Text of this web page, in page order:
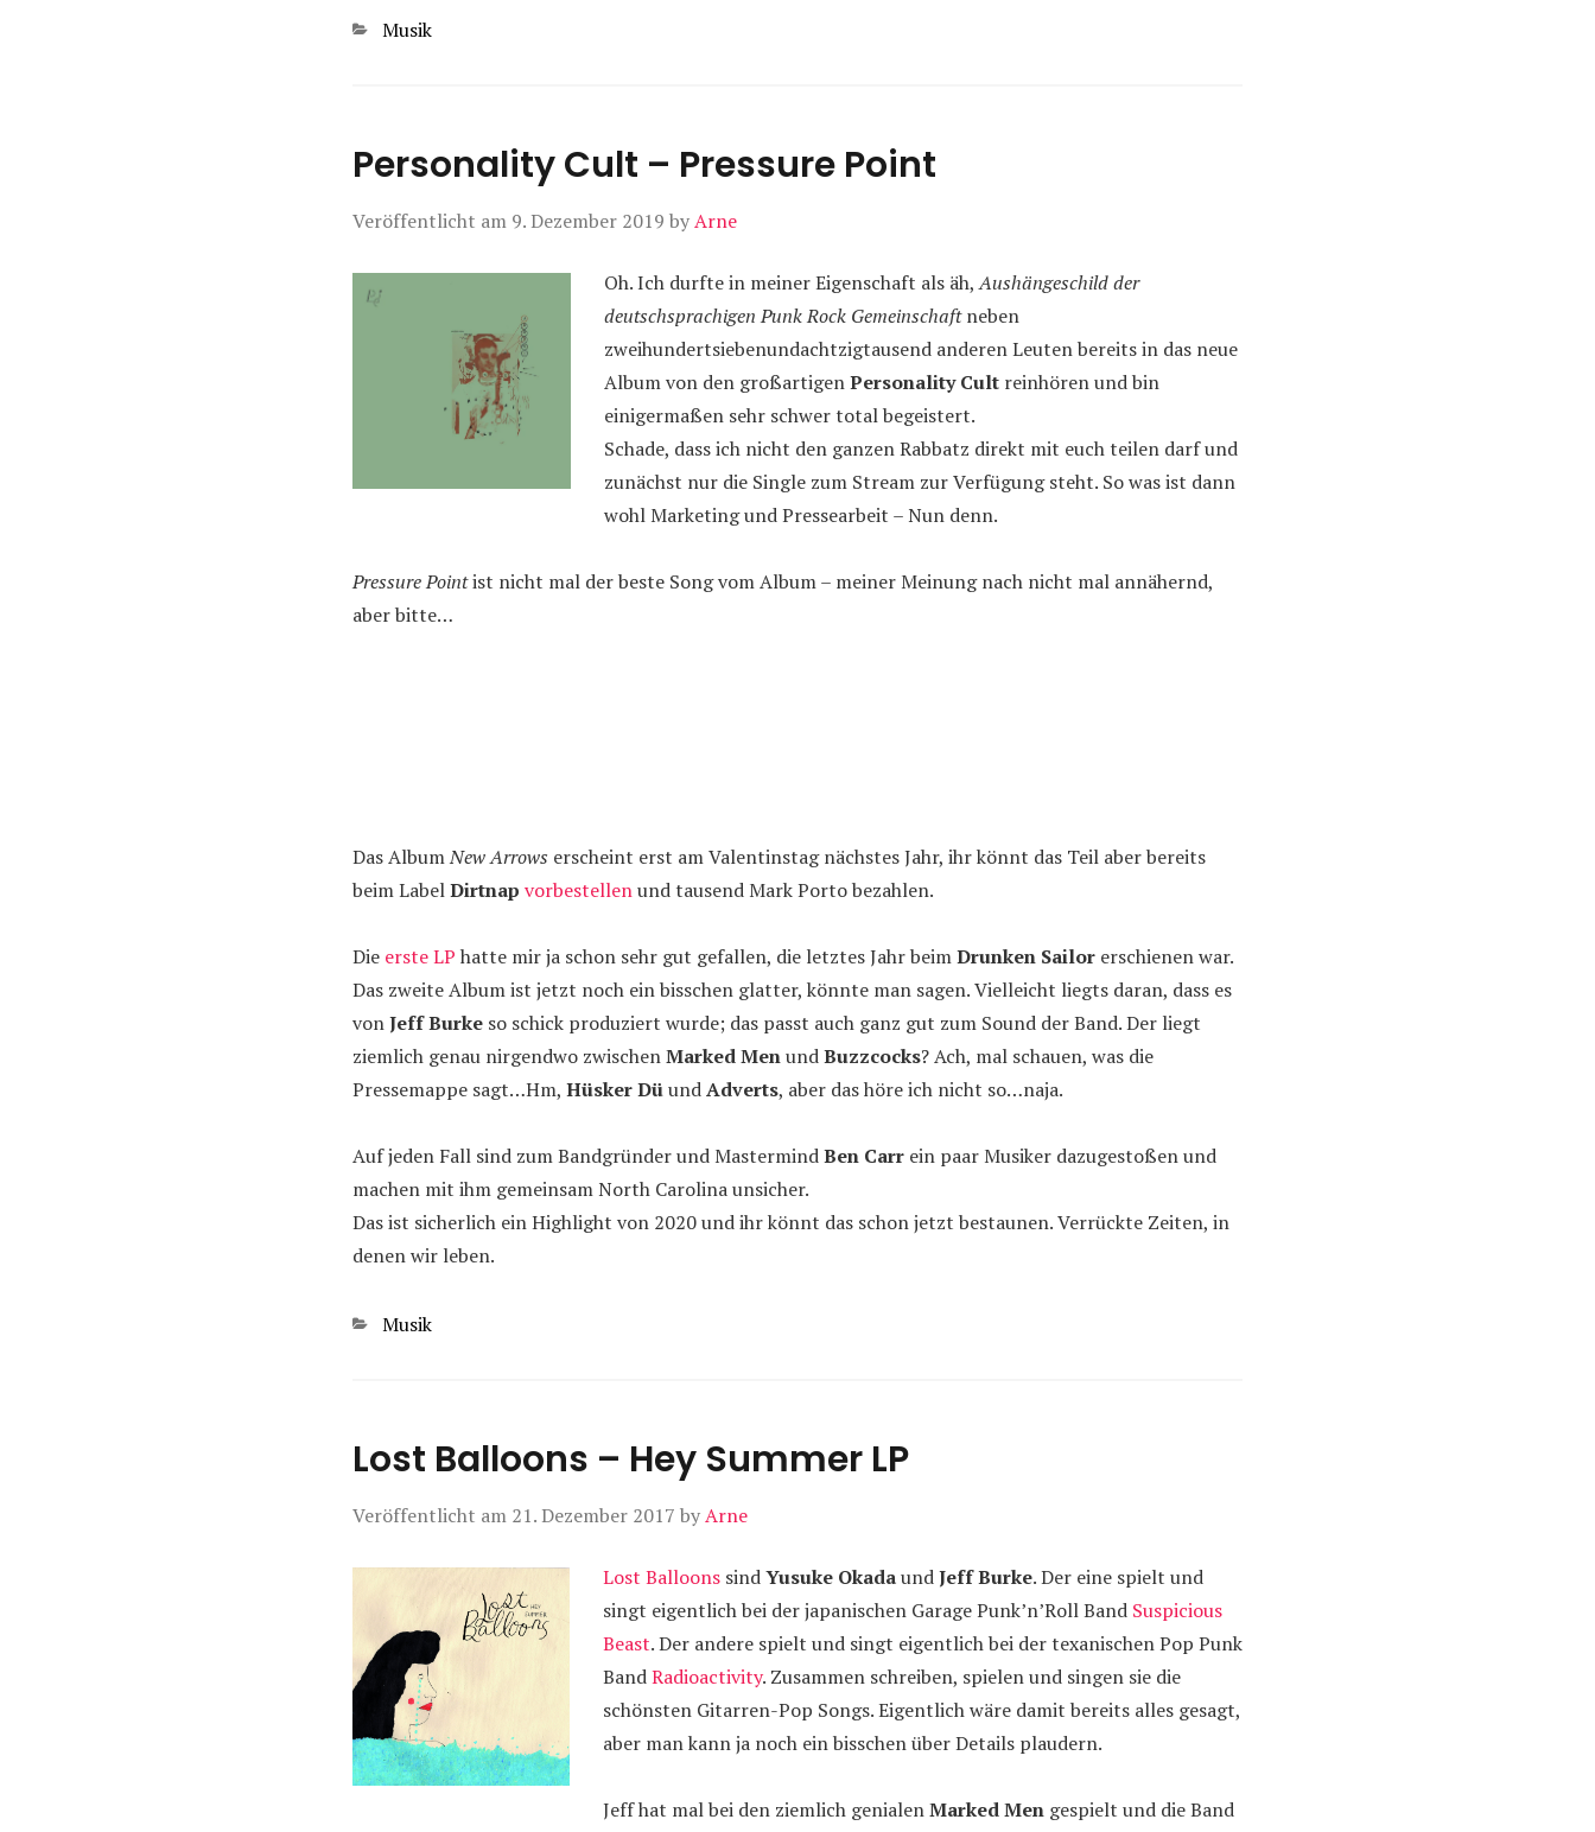
Kategorien
Musik
Personality Cult – Pressure Point
Veröffentlicht am 9. Dezember 2019 byArne
Oh. Ich durfte in meiner Eigenschaft als äh,Aushängeschild der
deutschsprachigen Punk Rock Gemeinschaftneben
zweihundertsiebenundachtzigtausend anderen Leuten bereits in das neue
Album von den großartigenPersonality Cult reinhören und bin
einigermaßen sehr schwer total begeistert.
Schade, dass ich nicht den ganzen Rabbatz direkt mit euch teilen darf und
zunächst nur die Single zum Stream zur Verfügung steht. So was ist dann
wohl Marketing und Pressearbeit – Nun denn.
Pressure Pointist nicht mal der beste Song vom Album – meiner Meinung nach nicht mal annähernd,
aber bitte…
Das AlbumNew Arrows erscheint erst am Valentinstag nächstes Jahr, ihr könnt das Teil aber bereits
beim LabelDirtnap vorbestellenund tausend Mark Porto bezahlen.
Die erste LP hatte mir ja schon sehr gut gefallen, die letztes Jahr beimDrunken Sailor erschienen war.
Das zweite Album ist jetzt noch ein bisschen glatter, könnte man sagen. Vielleicht liegts daran, dass es
vonJeff Burke so schick produziert wurde; das passt auch ganz gut zum Sound der Band. Der liegt
ziemlich genau nirgendwo zwischenMarked MenundBuzzcocks? Ach, mal schauen, was die
Pressemappe sagt…Hm, Hüsker DüundAdverts, aber das höre ich nicht so…naja.
Auf jeden Fall sind zum Bandgründer und MastermindBen Carr ein paar Musiker dazugestoßen und
machen mit ihm gemeinsam North Carolina unsicher.
Das ist sicherlich ein Highlight von 2020 und ihr könnt das schon jetzt bestaunen. Verrückte Zeiten, in
denen wir leben.
Kategorien
Musik
Lost Balloons – Hey Summer LP
Veröffentlicht am 21. Dezember 2017 byArne
Lost Balloons sindYusuke OkadaundJeff Burke. Der eine spielt und
singt eigentlich bei der japanischen Garage Punk’n’Roll Band Suspicious
Beast. Der andere spielt und singt eigentlich bei der texanischen Pop Punk
BandRadioactivity. Zusammen schreiben, spielen und singen sie die
schönsten Gitarren-Pop Songs. Eigentlich wäre damit bereits alles gesagt,
aber man kann ja noch ein bisschen über Details plaudern.
Jeff hat mal bei den ziemlich genialenMarked Men gespielt und die Band